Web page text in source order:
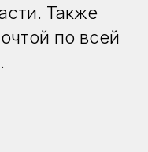
Также
по всей